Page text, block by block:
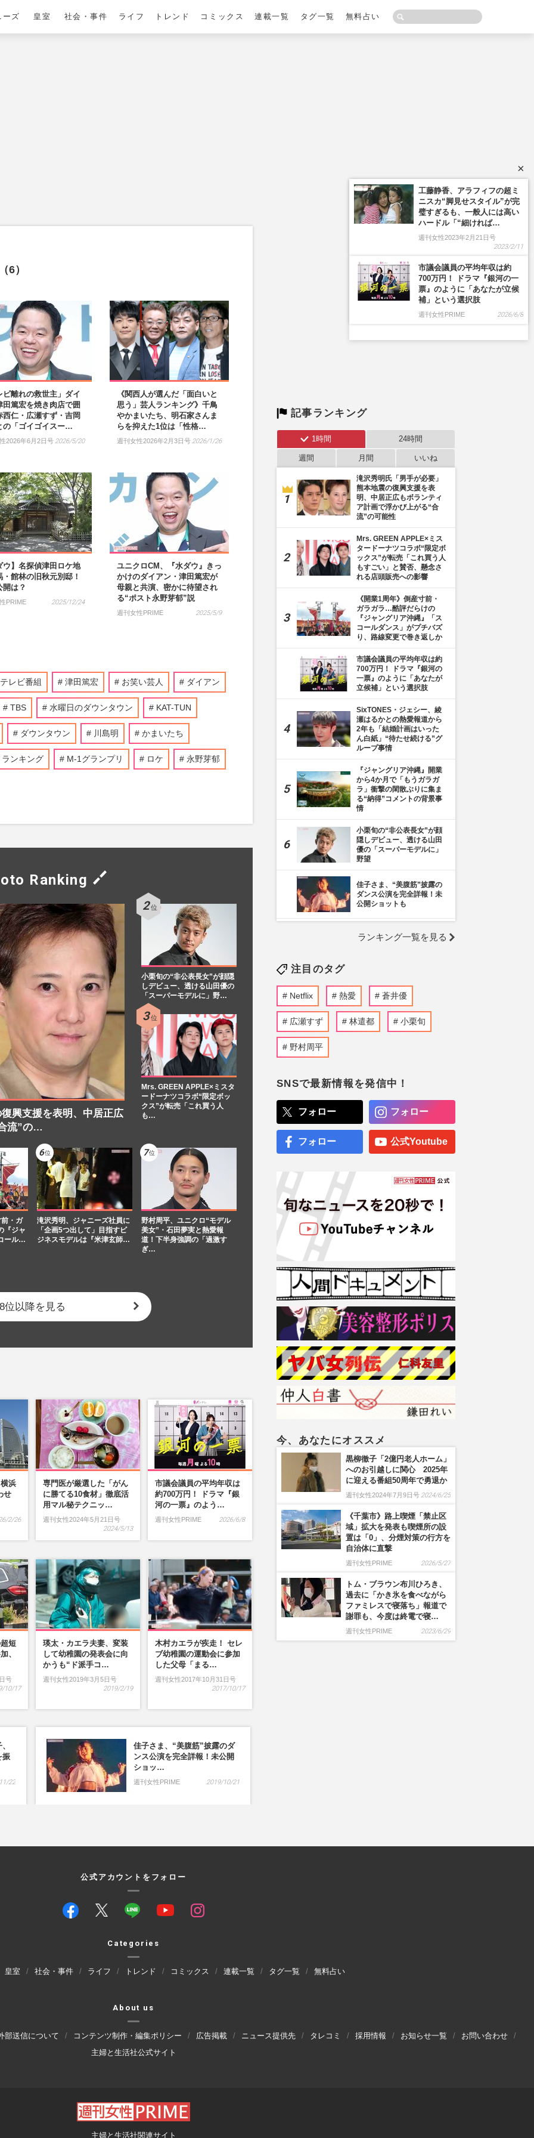
ーズ 皇室 社会・事件 ライフ トレンド コミックス 連載一覧 タグ一覧 無料占い
6）
ビ離れの救世主」ダイ
田篤宏を焼き肉店で囲
西仁・広瀬すず・吉岡
の「ゴイゴイスー…
2026年6月2日号 2026/5/20
《関西人が選んだ「面白いと
思う」芸人ランキング》千鳥
やかまいたち、明石家さんま
らを抑えた1位は「性格…
週刊女性2026年2月3日号 2026/1/26
ウ】名探偵津田ロケ地
・館林の旧秋元別邸！
開は？
PRIME 2025/12/24
ユニクロCM、『水ダウ』きっ
かけのダイアン・津田篤宏が
母親と共演、密かに待望され
る“ポスト永野芽郁”説
週刊女性PRIME 2025/5/9
テレビ番組 津田篤宏 お笑い芸人 ダイアン
TBS 水曜日のダウンタウン KAT-TUN
ダウンタウン 川島明 かまいたち
ランキング M-1グランプリ ロケ 永野芽郁
Ranking
興支援を表明、中居正広
流”の…
小栗旬の“非公表長女”が顔隠
しデビュー、透ける山田優の
「スーパーモデルに」野…
Mrs. GREEN APPLE×ミスタ
ードーナツコラボ“限定ボッ
クス”が転売「これ買う人
も…
・ガ
『ジャ
ール…
滝沢秀明、ジャニーズ社員に
「企画5つ出して」目指すビ
ジネスモデルは『米津玄師…
野村周平、ユニクロ“モデル
美女”・石田夢実と熱愛報
道！下半身強調の「過激す
ぎ…
位以降を見る
浜
せ
2/26
専門医が厳選した「がん
に勝てる10食材」徹底活
用マル秘テクニッ…
週刊女性2024年5月21日号
2024/5/13
市議会議員の平均年収は
約700万円！ ドラマ『銀
河の一票』のよう…
週刊女性PRIME 2026/6/8
短
、
号
10/17
瑛太・カエラ夫妻、変装
して幼稚園の発表会に向
かうも“ド派手コ…
週刊女性2019年3月5日号
2019/2/19
木村カエラが疾走！ セレ
ブ幼稚園の運動会に参加
した父母「まる…
週刊女性2017年10月31日号
2017/10/17
振
22
佳子さま、“美腹筋”披露のダ
ンス公演を完全詳報！未公開
ショッ…
週刊女性PRIME 2019/10/21
記事ランキング
1時間 24時間
週間 月間 いいね
滝沢秀明氏「男手が必要」
熊本地震の復興支援を表
明、中居正広もボランティ
ア計画で浮かび上がる“合
流”の可能性
Mrs. GREEN APPLE×ミス
タードーナツコラボ“限定ボ
ックス”が転売「これ買う人
もすごい」と賛否、懸念さ
れる店頭販売への影響
《開業1周年》倒産寸前・
ガラガラ…酷評だらけの
『ジャングリア沖縄』「ス
コールダンス」がプチバズ
り、路線変更で巻き返しか
市議会議員の平均年収は約
700万円！ ドラマ『銀河の
一票』のように「あなたが
立候補」という選択肢
SixTONES・ジェシー、綾
瀬はるかとの熱愛報道から
2年も「結婚計画はいった
ん白紙」“待たせ続ける”グ
ループ事情
『ジャングリア沖縄』開業
から4か月で「もうガラガ
ラ」衝撃の閑散ぶりに集ま
る“納得”コメントの背景事
情
小栗旬の“非公表長女”が顔
隠しデビュー、透ける山田
優の「スーパーモデルに」
野望
佳子さま、“美腹筋”披露の
ダンス公演を完全詳報！未
公開ショットも
区域」拡大を発表も喫煙所
大盛り”写真が話題に「出会
えたらラッキー」広報が明
かした“幻サービス”『得々
ゾーン』の全容
散りばめられた伏線よりも
大事な要素
『映画ちいかわ 人魚の島の
ひみつ』入場者特典第2弾
にボンボンドロップシール
配布、“ファン以外”も飛び
ついた第1弾と衝撃のラス
専門医が厳選した「がんに
ル秘テクニック、1日10点
満点の“早見シート”簡単管
も、喫煙所整備は“ノープラ
ン”の現状
野村周平、ユニクロ“モデル
美女”・石田夢実と熱愛報
道！下半身強調の「過激す
ぎる三角水着」公開でネッ
トざわつき
ランキング一覧を見る
注目のタグ
Netflix 熱愛 蒼井優
広瀬すず 林遣都 小栗旬
野村周平
SNSで最新情報を発信中！
フォロー フォロー
フォロー 公式Youtube
今、あなたにオススメ
黒柳徹子「2億円老人ホーム」
へのお引越しに関心 2025年
に迎える番組50周年で勇退か
週刊女性2024年7月9日号 2024/6/25
《千葉市》路上喫煙「禁止区
域」拡大を発表も喫煙所の設
置は「0」、分煙対策の行方を
自治体に直撃
週刊女性PRIME 2026/5/27
トム・ブラウン布川ひろき、
過去に「かき氷を食べながら
ファミレスで寝落ち」報道で
謝罪も、今度は終電で寝…
週刊女性PRIME 2023/6/29
公式アカウントをフォロー
Categories
皇室 社会・事件 ライフ トレンド コミックス 連載一覧 タグ一覧 無料占い
About us
部送信について コンテンツ制作・編集ポリシー 広告掲載 ニュース提供先 タレコミ 採用情報 お知らせ一覧
お問い合わせ
主婦と生活社公式サイト
主婦と生活社関連サイト
×
工藤静香、アラフィフの超ミ
ニスカ“脚見せスタイル”が完
璧すぎるも、一般人には高い
ハードル「“細ければ…
週刊女性2023年2月21日号
2023/2/11
市議会議員の平均年収は約
700万円！ ドラマ『銀河の一
票』のように「あなたが立候
補」という選択肢
週刊女性PRIME 2026/6/8